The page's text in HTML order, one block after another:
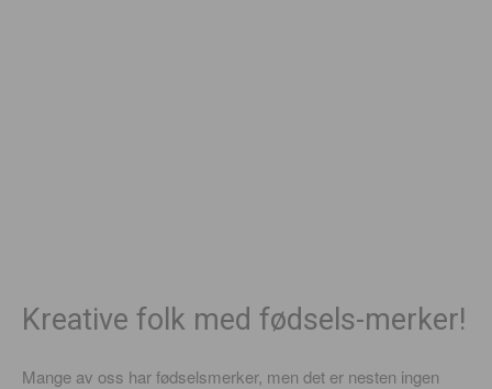
Kreative folk med fødsels-merker!
Mange av oss har fødselsmerker, men det er nesten ingen